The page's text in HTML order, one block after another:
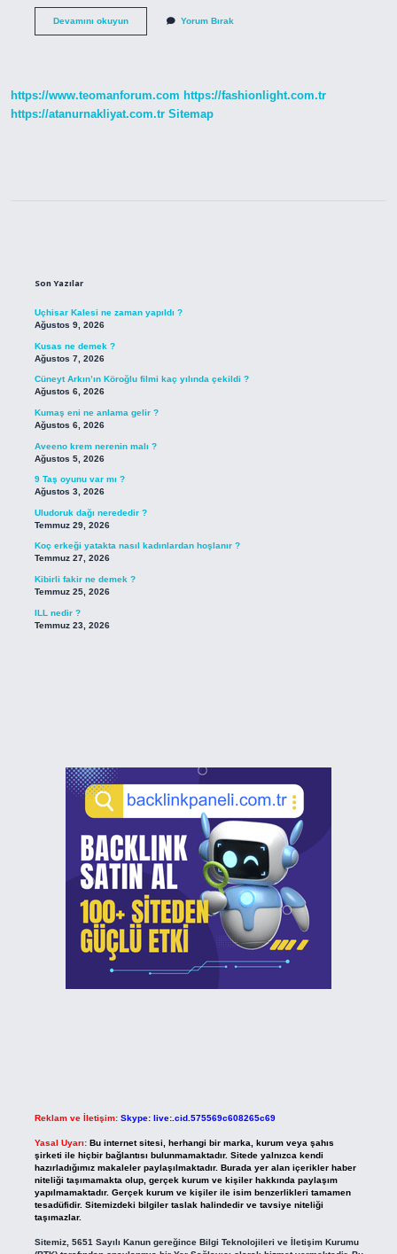
Devamını okuyunSentez
Yorum Bırak
https://www.teomanforum.com https://fashionlight.com.tr
https://atanurnakliyat.com.tr Sitemap
Son Yazılar
Uçhisar Kalesi ne zaman yapıldı ?
Ağustos 9, 2026
Kusas ne demek ?
Ağustos 7, 2026
Cüneyt Arkın’ın Köroğlu filmi kaç yılında çekildi ?
Ağustos 6, 2026
Kumaş eni ne anlama gelir ?
Ağustos 6, 2026
Aveeno krem nerenin malı ?
Ağustos 5, 2026
9 Taş oyunu var mı ?
Ağustos 3, 2026
Uludoruk dağı nerededir ?
Temmuz 29, 2026
Koç erkeği yatakta nasıl kadınlardan hoşlanır ?
Temmuz 27, 2026
Kibirli fakir ne demek ?
Temmuz 25, 2026
ILL nedir ?
Temmuz 23, 2026
Reklam ve İletişim: Skype: live:.cid.575569c608265c69
Yasal Uyarı: Bu internet sitesi, herhangi bir marka, kurum veya şahıs
şirketi ile hiçbir bağlantısı bulunmamaktadır. Sitede yalnızca kendi
hazırladığımız makaleler paylaşılmaktadır. Burada yer alan içerikler haber
niteliği taşımamakta olup, gerçek kurum ve kişiler hakkında paylaşım
yapılmamaktadır. Gerçek kurum ve kişiler ile isim benzerlikleri tamamen
tesadüfidir. Sitemizdeki bilgiler taslak halindedir ve tavsiye niteliği
taşımazlar.
Sitemiz, 5651 Sayılı Kanun gereğince Bilgi Teknolojileri ve İletişim Kurumu